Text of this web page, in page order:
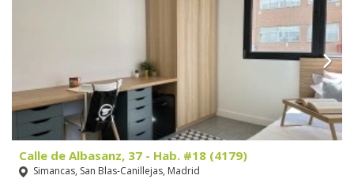
Calle de Albasanz, 37 - Hab. #18 (4179)
Simancas, San Blas-Canillejas, Madrid